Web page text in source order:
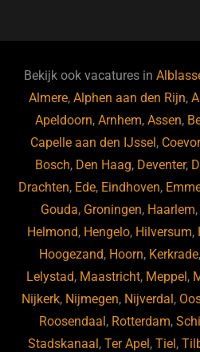
b
o
o
k
ky dI
n
Bekijk ook vacatures in
Almere,Alphen aan den Rijn,
Apeldoorn,Arnhem,Assen,
Capelle aan den IJssel ,
Bosch, Den Haag, Deventer,
Drachten, Ede, Eindhoven,
Gouda, Groningen, Haarlem,
Helmond, Hengelo, Hilversum,
Hoogezand, Hoorn, Kerkrade,
Lelystad, Maastricht, Meppel ,
Nijkerk, Nijmegen, Nijverdal ,
Roosendaal , Rotterdam,
Stadskanaal ,Ter Apel ,Tiel ,